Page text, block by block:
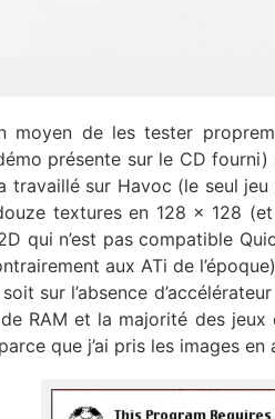
moyen de les tester
présente sur le CD fourni)
travaillé sur Havoc (le seul
textures en 128 x 128
qui n’est pas compatible
aux ATi de
sur l’absence
RAM et la majorité des
que j’ai pris les images